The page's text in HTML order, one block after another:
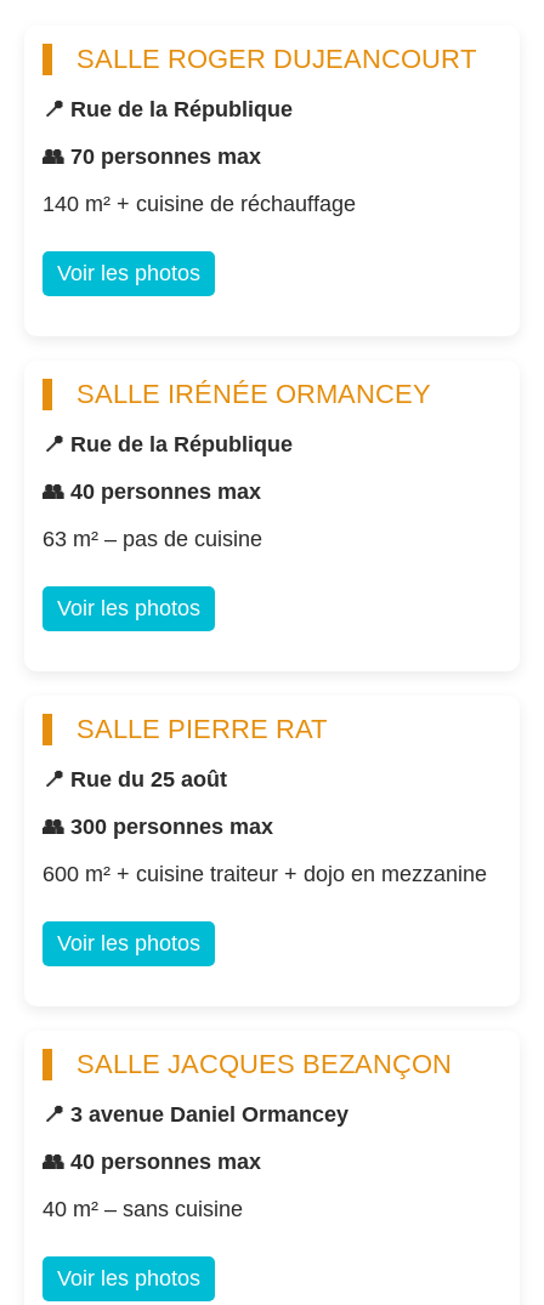
SALLE ROGER DUJEANCOURT
📍 Rue de la République
👥 70 personnes max
140 m² + cuisine de réchauffage
Voir les photos
SALLE IRÉNÉE ORMANCEY
📍 Rue de la République
👥 40 personnes max
63 m² – pas de cuisine
Voir les photos
SALLE PIERRE RAT
📍 Rue du 25 août
👥 300 personnes max
600 m² + cuisine traiteur + dojo en mezzanine
Voir les photos
SALLE JACQUES BEZANÇON
📍 3 avenue Daniel Ormancey
👥 40 personnes max
40 m² – sans cuisine
Voir les photos